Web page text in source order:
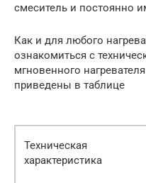
смеситель и постоянно
Как и для любого
ознакомиться с
мгновенного
приведены в таблице
Техническая
характеристика